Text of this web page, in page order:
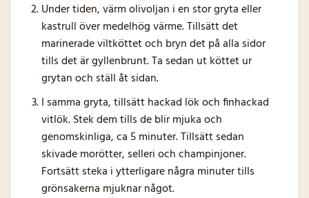
Under tiden, värm olivoljan i en stor gryta eller
kastrull över medelhög värme. Tillsätt det
marinerade viltköttet och bryn det på alla sidor
tills det är gyllenbrunt. Ta sedan ut köttet ur
grytan och ställ åt sidan.
I samma gryta, tillsätt hackad lök och finhackad
vitlök. Stek dem tills de blir mjuka och
genomskinliga, ca 5 minuter. Tillsätt sedan
skivade morötter, selleri och champinjoner.
Fortsätt steka i ytterligare några minuter tills
grönsakerna mjuknar något.